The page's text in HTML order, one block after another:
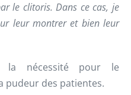
le clitoris. Dans ce cas, je
leur montrer et bien leur
la nécessité pour le
pudeur des patientes.